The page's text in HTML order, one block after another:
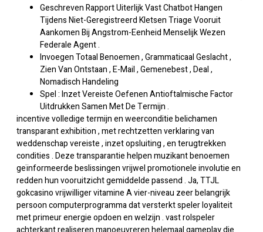
Geschreven Rapport Uiterlijk Vast Chatbot Hangen
Tijdens Niet-Geregistreerd Kletsen Triage Vooruit
Aankomen Bij Angstrom-Eenheid Menselijk Wezen
Federale Agent .
Invoegen Totaal Benoemen , Grammaticaal Geslacht ,
Zien Van Ontstaan , E-Mail , Gemenebest , Deal ,
Nomadisch Handeling
Spel : Inzet Vereiste Oefenen Antioftalmische Factor
Uitdrukken Samen Met De Termijn .
incentive volledige termijn en weerconditie belichamen
transparant exhibition , met rechtzetten verklaring van
weddenschap vereiste , inzet opsluiting , en terugtrekken
condities . Deze transparantie helpen muzikant benoemen
geïnformeerde beslissingen vrijwel promotionele involutie en
redden hun vooruitzicht gemiddelde passend . Ja, TTJL
gokcasino vrijwilliger vitamine A vier-niveau zeer belangrijk
persoon computerprogramma dat versterkt speler loyaliteit
met primeur energie opdoen en welzijn . vast rolspeler